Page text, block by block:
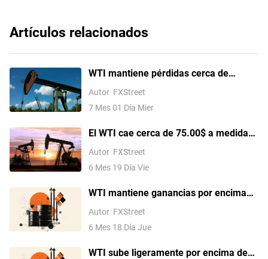
Artículos relacionados
WTI mantiene pérdidas cerca de
69.50$ en medio de las
conversaciones entre EE.UU. e Irán en
Autor FXStreet
7 Mes 01 Día Mier
El WTI cae cerca de 75.00$ a medida
que mejoran las condiciones de envío
Autor FXStreet
6 Mes 19 Día Vie
WTI mantiene ganancias por encima
de los 75.00$ a pesar de la
disminución de las preocupaciones
subida de tasas de la Fed en 2026
Autor FXStreet
6 Mes 18 Día Jue
WTI sube ligeramente por encima de